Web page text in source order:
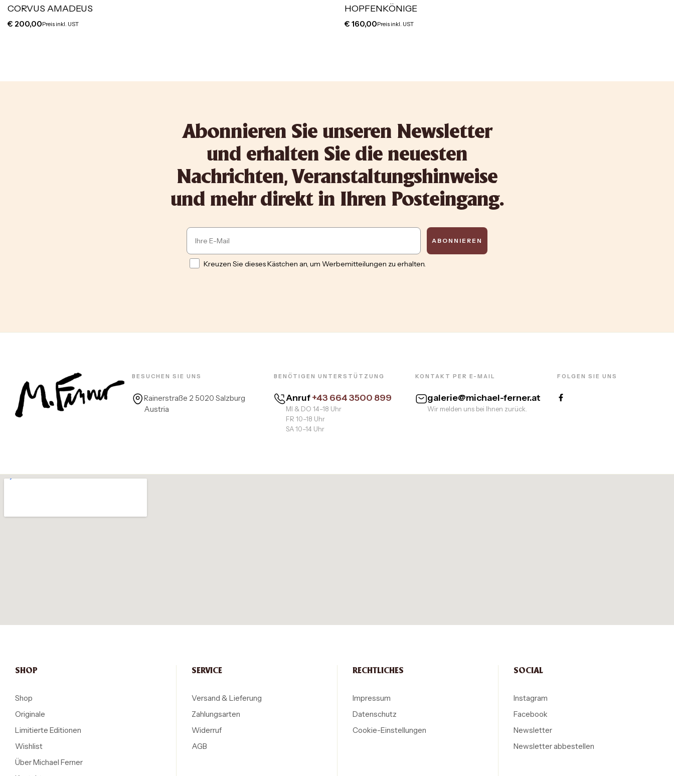
CORVUS AMADEUS
€ 200,00Preis inkl. UST
HOPFENKÖNIGE
€ 160,00Preis inkl. UST
Abonnieren Sie unseren Newsletter
und erhalten Sie die neuesten
Nachrichten, Veranstaltungshinweise
und mehr direkt in Ihren Posteingang.
Email
ABONNIEREN
Opt inKreuzen Sie dieses Kästchen an, um Werbemitteilungen zu erhalten.
BESUCHEN SIE UNS
Rainerstraße 2 5020 Salzburg
Austria
BENÖTIGEN UNTERSTÜTZUNG
Anruf+43 664 3500 899
MI & DO 14–18 Uhr
FR 10–18 Uhr
SA 10–14 Uhr
KONTAKT PER E-MAIL
galerie@michael-ferner.at
Wir melden uns bei Ihnen zurück.
FOLGEN SIE UNS
SHOP
Shop
Originale
Limitierte Editionen
Wishlist
Über Michael Ferner
SERVICE
Versand & Lieferung
Zahlungsarten
Widerruf
AGB
RECHTLICHES
Impressum
Datenschutz
Cookie-Einstellungen
SOCIAL
Instagram
Facebook
Newsletter
Newsletter abbestellen